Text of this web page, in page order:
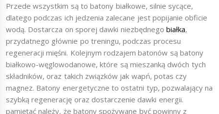
Przede wszystkim są to batony białkowe, silnie sycące,
dlatego podczas ich jedzenia zalecane jest popijanie obficie
wodą. Dostarcza on sporej dawki niezbędnego białka,
przydatnego głównie po treningu, podczas procesu
regeneracji mięśni. Kolejnym rodzajem batonów są batony
białkowo-węglowodanowe, które są mieszanką dwóch tych
składników, oraz takich związków jak wapń, potas czy
magnez. Batony energetyczne to ostatni typ, pozwalający na
szybką regenerację oraz dostarczenie dawki energii.
pamiętać należy, że batony spożywane być powinny z